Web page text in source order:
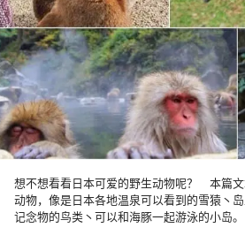
想不想看看日本可爱的野生动物呢？　本篇
动物，像是日本各地温泉可以看到的雪猿丶
记念物的鸟类丶可以和海豚一起游泳的小岛。